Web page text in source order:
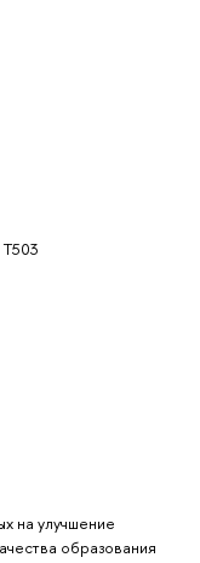
T503
на улучшение
образования